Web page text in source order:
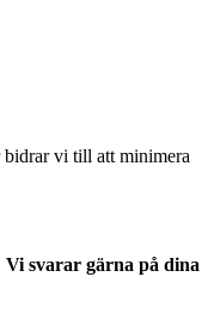
bidrar vi till att minimera
svarar gärna på dina